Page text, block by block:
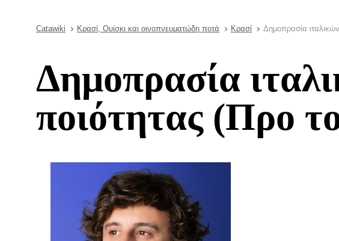
Catawiki Κρασί, Ουίσκι και οινοπνευματώδη ποτά Κρασί Δημοπρασία
Δημοπρασία
ποιότητας (Προ